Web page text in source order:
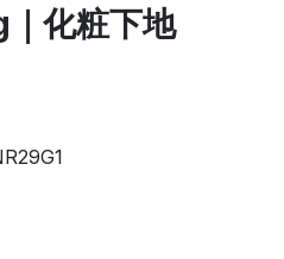
化粧下地